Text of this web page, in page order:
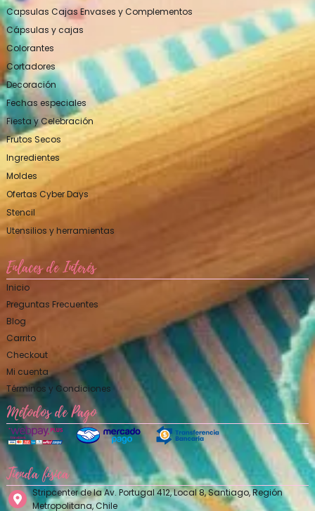
Capsulas Cajas Envases y Complementos
Cápsulas y cajas
Colorantes
Cortadores
Decoración
Fechas especiales
Fiesta y Celebración
Frutos Secos
Ingredientes
Moldes
Ofertas Cyber Days
Stencil
Utensilios y herramientas
Enlaces de Interés
Inicio
Preguntas Frecuentes
Blog
Carrito
Checkout
Mi cuenta
Términos y Condiciones
Métodos de Pago
Tienda física
Stripcenter de la Av. Portugal 412, Local 8, Santiago, Región
Metropolitana, Chile